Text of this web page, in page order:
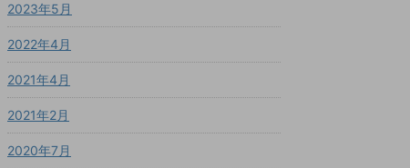
2023年5月
2022年4月
2021年4月
2021年2月
2020年7月